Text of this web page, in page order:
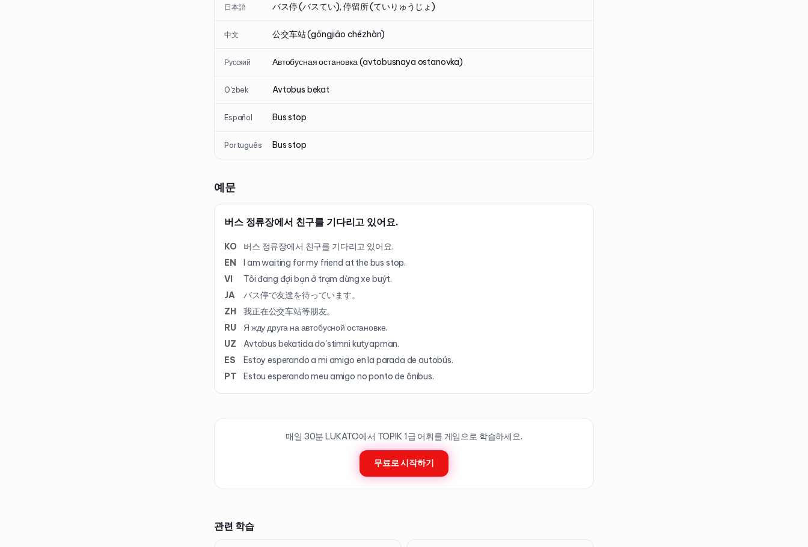
日本語 バス停 (バスてい), 停留所 (ていりゅうじょ)
中文 公交车站 (gōngjiāo chēzhàn)
Русский Автобусная остановка (avtobusnaya ostanovka)
O'zbek Avtobus bekat
Español Bus stop
Português Bus stop
예문
버스 정류장에서 친구를 기다리고 있어요.
KO
버스 정류장에서 친구를 기다리고 있어요.
EN
I am waiting for my friend at the bus stop.
VI
Tôi đang đợi bạn ở trạm dừng xe buýt.
JA
バス停で友達を待っています。
ZH
我正在公交车站等朋友。
RU
Я жду друга на автобусной остановке.
UZ
Avtobus bekatida do'stimni kutyapman.
ES
Estoy esperando a mi amigo en la parada de autobús.
PT
Estou esperando meu amigo no ponto de ônibus.
매일 30분 LUKATO에서 TOPIK 1급 어휘를 게임으로 학습하세요.
무료로 시작하기
관련 학습